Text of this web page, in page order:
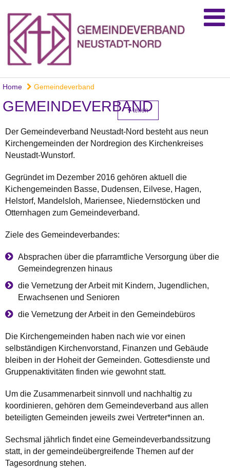
Home Gemeindeverband
GEMEINDEVERBAND
teilen
Der Gemeindeverband Neustadt-Nord besteht aus neun
Kirchengemeinden der Nordregion des Kirchenkreises
Neustadt-Wunstorf.
Gegründet im Dezember 2016 gehören aktuell die
Kichengemeinden Basse, Dudensen, Eilvese, Hagen,
Helstorf, Mandelsloh, Mariensee, Niedernstöcken und
Otternhagen zum Gemeindeverband.
Ziele des Gemeindeverbandes:
Absprachen über die pfarramtliche Versorgung über die
Gemeindegrenzen hinaus
die Vernetzung der Arbeit mit Kindern, Jugendlichen,
Erwachsenen und Senioren
die Vernetzung der Arbeit in den Gemeindebüros
Die Kirchengemeinden haben nach wie vor einen
selbständigen Kirchenvorstand, Finanzen und Gebäude
bleiben in der Hoheit der Gemeinden. Gottesdienste und
Gruppenaktivitäten finden wie gewohnt statt.
Um die Zusammenarbeit sinnvoll und nachhaltig zu
koordinieren, gehören dem Gemeindeverband aus allen
beteiligten Gemeinden jeweils zwei Vertreter*innen an.
Sechsmal jährlich findet eine Gemeindeverbandssitzung
statt, in der gemeindeübergreifende Themen auf der
Tagesordnung stehen.